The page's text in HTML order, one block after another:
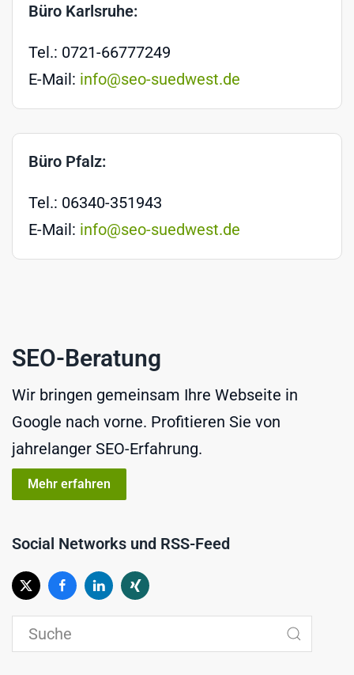
Büro Karlsruhe:
Tel.: 0721-66777249
E-Mail: info@seo-suedwest.de
Büro Pfalz:
Tel.: 06340-351943
E-Mail: info@seo-suedwest.de
SEO-Beratung
Wir bringen gemeinsam Ihre Webseite in
Google nach vorne. Profitieren Sie von
jahrelanger SEO-Erfahrung.
Mehr erfahren
Social Networks und RSS-Feed